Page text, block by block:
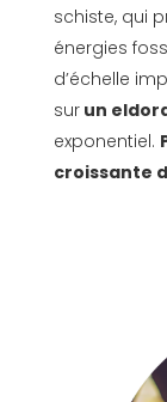
schiste, qui
énergies
d’échelle
surun
exponentiel.
croissante